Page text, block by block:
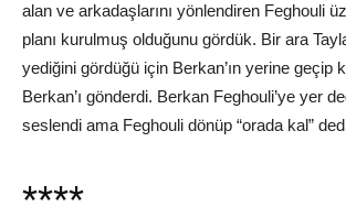
alan ve arkadaşlarını yönlendiren Feghouli
planı kurulmuş olduğunu gördük. Bir ara
yediğini gördüğü için Berkan’ın yerine geçip
Berkan’ı gönderdi. Berkan Feghouli’ye yer
seslendi ama Feghouli dönüp “orada kal”
****